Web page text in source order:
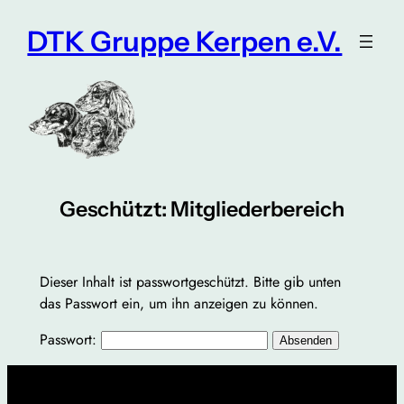
Inhalt
springen
DTK Gruppe Kerpen e.V.
Geschützt: Mitgliederbereich
Dieser Inhalt ist passwortgeschützt. Bitte gib unten
das Passwort ein, um ihn anzeigen zu können.
Passwort: